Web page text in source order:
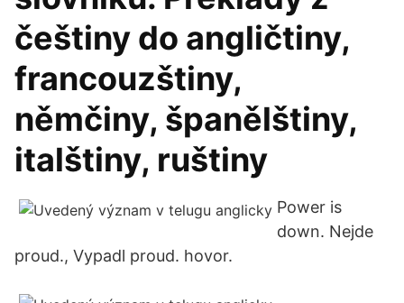
češtiny do angličtiny,
francouzštiny,
němčiny, španělštiny,
italštiny, ruštiny
Power is
down. Nejde
proud., Vypadl proud. hovor.